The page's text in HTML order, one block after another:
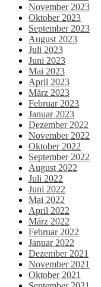
November 2023
Oktober 2023
September 2023
August 2023
Juli 2023
Juni 2023
Mai 2023
April 2023
März 2023
Februar 2023
Januar 2023
Dezember 2022
November 2022
Oktober 2022
September 2022
August 2022
Juli 2022
Juni 2022
Mai 2022
April 2022
März 2022
Februar 2022
Januar 2022
Dezember 2021
November 2021
Oktober 2021